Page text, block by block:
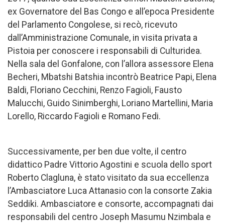
ex Governatore del Bas Congo e all’epoca Presidente
del Parlamento Congolese, si recò, ricevuto
dall’Amministrazione Comunale, in visita privata a
Pistoia per conoscere i responsabili di Culturidea.
Nella sala del Gonfalone, con l’allora assessore Elena
Becheri, Mbatshi Batshia incontrò Beatrice Papi, Elena
Baldi, Floriano Cecchini, Renzo Fagioli, Fausto
Malucchi, Guido Sinimberghi, Loriano Martellini, Maria
Lorello, Riccardo Fagioli e Romano Fedi.
Successivamente, per ben due volte, il centro
didattico Padre Vittorio Agostini e scuola dello sport
Roberto Clagluna, è stato visitato da sua eccellenza
l’Ambasciatore Luca Attanasio con la consorte Zakia
Seddiki. Ambasciatore e consorte, accompagnati dai
responsabili del centro Joseph Masumu Nzimbala e